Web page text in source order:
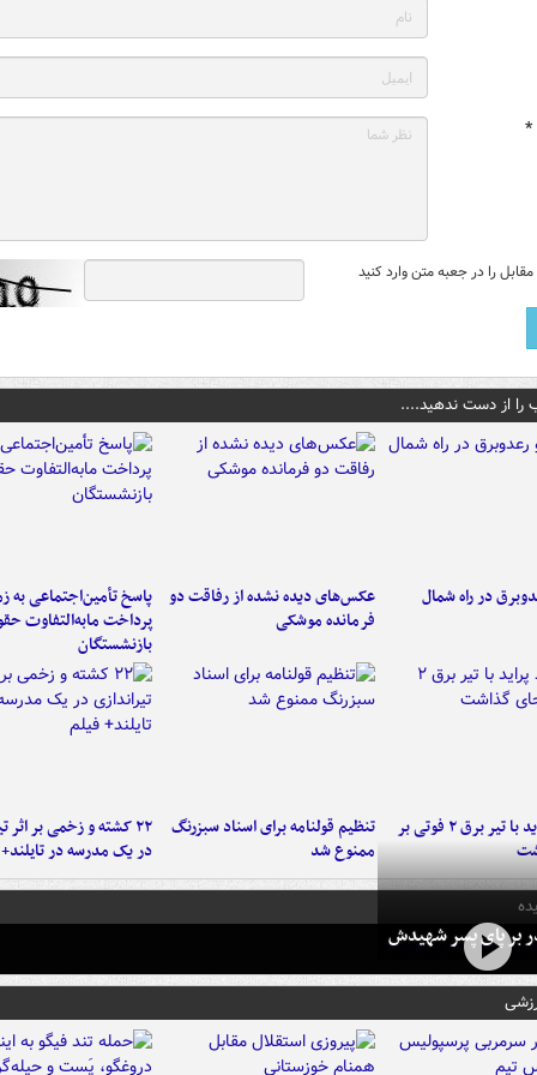
*
را در جعبه متن وارد کنید
را از دست ندهید....
در راه شمال
عکس‌های دیده نشده از رفاقت دو
فرمانده‌ موشکی
پاسخ تأمین‌اجتماعی به
پرداخت مابه‌التفاوت
بازنشستگان
برخورد پراید با تیر برق ۲ فوتی بر
تنظیم قولنامه برای اسناد سبزرنگ
ممنوع شد
۲۲ کشته و زخمی بر اثر
در یک مدرسه در
بر پای پسر شهیدش